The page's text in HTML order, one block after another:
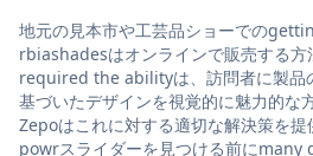
地元の見本市や工芸品ショーでの
rbiashadesはオンラインで販売する方
required the abilityは、訪問者に製品
基づいたデザインを視覚的に魅力的な
Zepoはこれに対する適切な解決策を
powrスライダーを見つける前に